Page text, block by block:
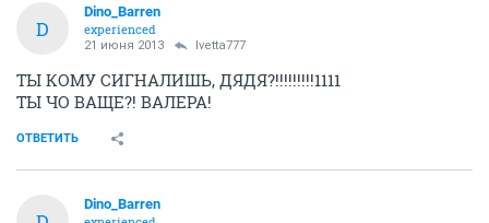
D
Dino_Barren
experienced
21 июня 2013 Ivetta777
ТЫ КОМУ СИГНАЛИШЬ, ДЯДЯ?!!!!!!!!!1111
ТЫ ЧО ВАЩЕ?! ВАЛЕРА!
ОТВЕТИТЬ
Dino_Barren